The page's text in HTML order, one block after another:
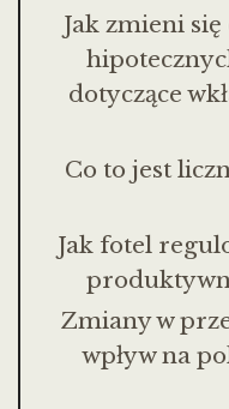
Jak zmieni
dotyczące
Co to jest
Jak fotel
Zmiany w
wpływ na